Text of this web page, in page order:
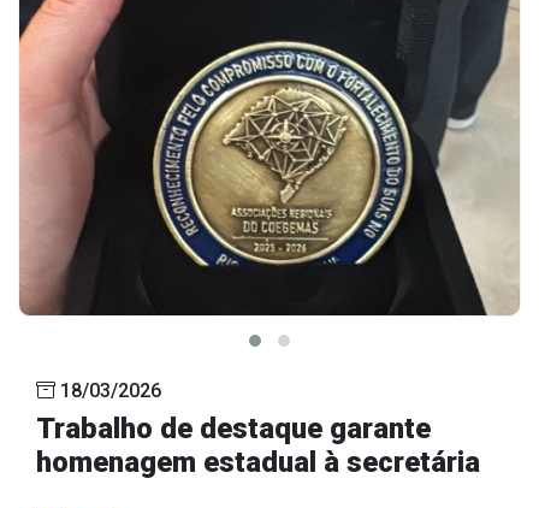
18/03/2026
Trabalho de destaque garante
homenagem estadual à secretária